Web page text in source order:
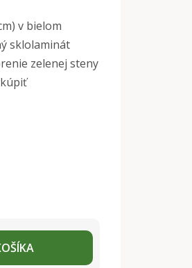
v bielom
sklolaminát
zelenej steny